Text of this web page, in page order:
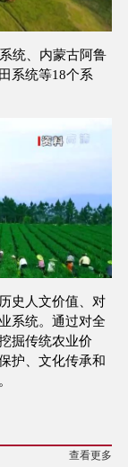
统、内蒙古阿鲁
系统等18个系
史人文价值、对
系统。通过对全
掘传统农业价
护、文化传承和
查看更多